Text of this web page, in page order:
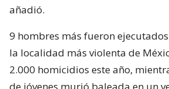
añadió.
9 hombres más fueron
la localidad más violenta de
2.000 homicidios este año,
de jóvenes murió baleada en un